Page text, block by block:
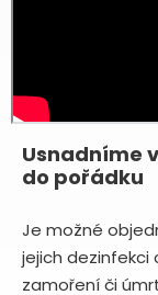
Usnadníme
do pořádku
Je možné
jejich dezinfekci
zamoření či